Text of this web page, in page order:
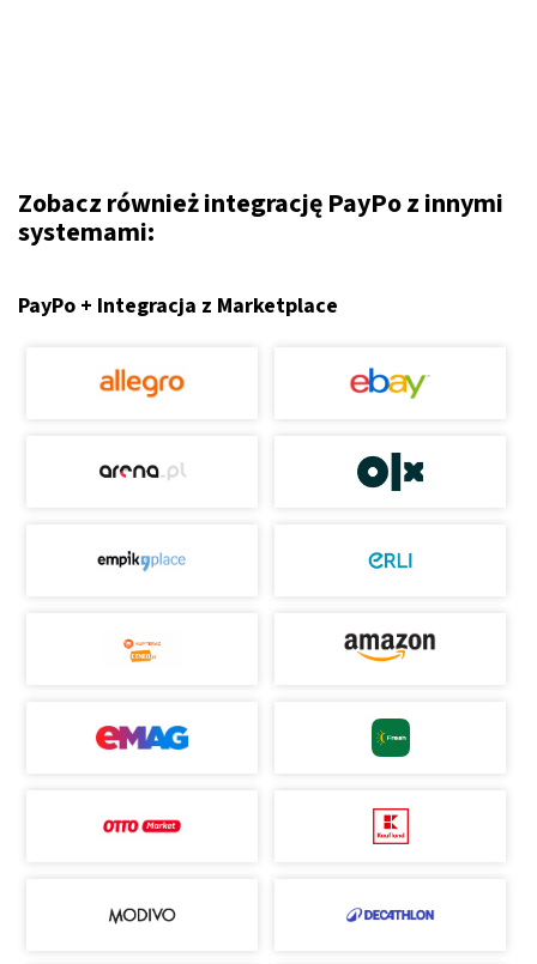
Zobacz również integrację PayPo z innymi
systemami:
PayPo + Integracja z Marketplace